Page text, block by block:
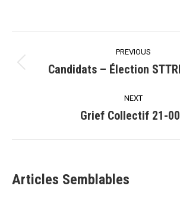
navigation
PREVIOUS
Previous
Candidats – Élection
NEXT
Next
Grief Collectif 21-
Articles Semblables